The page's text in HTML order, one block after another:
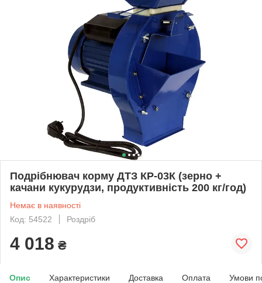
Подрібнювач корму ДТЗ КР-03К (зерно +
качани кукурудзи, продуктивність 200 кг/год)
Немає в наявності
Код: 54522
Роздріб
4 018 ₴
Опис Характеристики Доставка Оплата Умови